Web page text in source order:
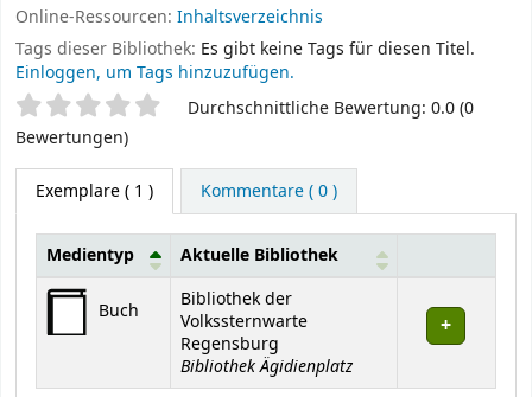
Online-Ressourcen: Inhaltsverzeichnis
Tags dieser Bibliothek: Es gibt keine Tags für diesen Titel.
Einloggen, um Tags hinzuzufügen.
SternchenbewertungDurchschnittliche Bewertung: 0.0 (0
Bewertungen)
Exemplare( 1 ) Kommentare ( 0 )
Exemplare
Medientyp Aktuelle Bibliothek
Buch
Bibliothek der
Volkssternwarte
Regensburg
Bibliothek Ägidienplatz